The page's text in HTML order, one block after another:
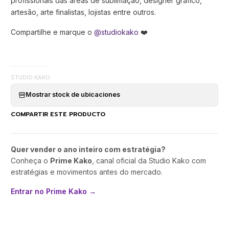
artesão, arte finalistas, lojistas entre outros.
Compartilhe e marque o @studiokako ❤️
STUDIO KAKO
Mostrar stock de ubicaciones
COMPARTIR ESTE PRODUCTO
Quer vender o ano inteiro com estratégia?
Conheça o Prime Kako , canal oficial da Studio Kako com
estratégias e movimentos antes do mercado.
Entrar no Prime Kako →